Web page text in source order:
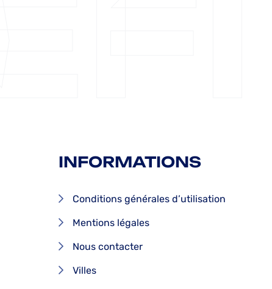
INFORMATIONS
Conditions générales d’utilisation
Mentions légales
Nous contacter
Villes